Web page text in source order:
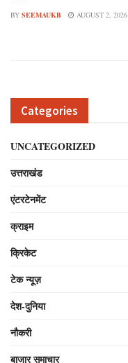
BY SEEMAUKB AUGUST 2, 2026
Categories
UNCATEGORIZED
उत्तराखंड
एंटरटेनमेंट
क्राइम
क्रिकेट
टेक न्यूज़
देश-दुनिया
नौकरी
बाजार समाचार